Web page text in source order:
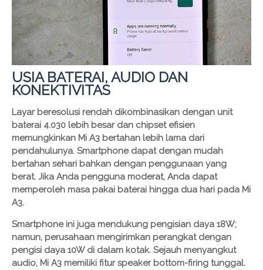
USIA BATERAI, AUDIO DAN
KONEKTIVITAS
Layar beresolusi rendah dikombinasikan dengan unit
baterai 4.030 lebih besar dan chipset efisien
memungkinkan Mi A3 bertahan lebih lama dari
pendahulunya. Smartphone dapat dengan mudah
bertahan sehari bahkan dengan penggunaan yang
berat. Jika Anda pengguna moderat, Anda dapat
memperoleh masa pakai baterai hingga dua hari pada Mi
A3.
Smartphone ini juga mendukung pengisian daya 18W;
namun, perusahaan mengirimkan perangkat dengan
pengisi daya 10W di dalam kotak. Sejauh menyangkut
audio, Mi A3 memiliki fitur speaker bottom-firing tunggal.